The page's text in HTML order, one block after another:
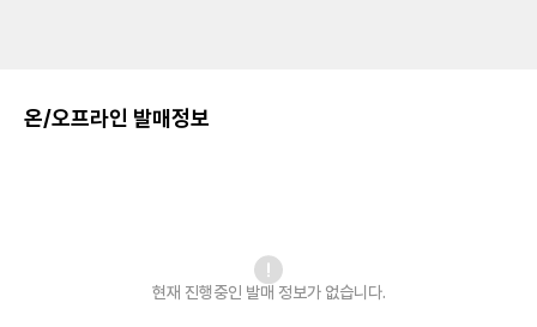
온/오프라인 발매정보
현재 진행중인 발매 정보가 없습니다.